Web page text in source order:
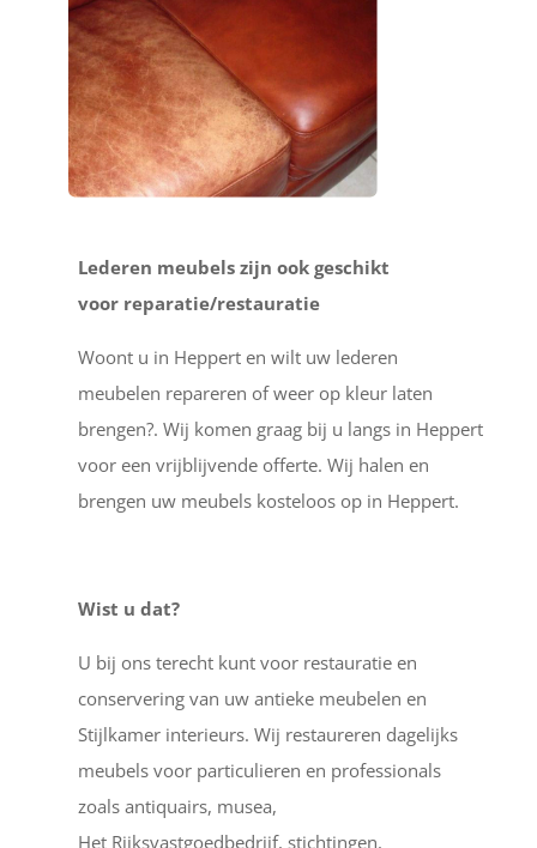
Lederen meubels zijn ook geschikt
voor reparatie/restauratie
Woont u in Heppert en wilt uw lederen
meubelen repareren of weer op kleur laten
brengen?. Wij komen graag bij u langs in Heppert
voor een vrijblijvende offerte. Wij halen en
brengen uw meubels kosteloos op in Heppert.
Wist u dat?
U bij ons terecht kunt voor restauratie en
conservering van uw antieke meubelen en
Stijlkamer interieurs. Wij restaureren dagelijks
meubels voor particulieren en professionals
zoals antiquairs, musea,
Het Rijksvastgoedbedrijf, stichtingen,